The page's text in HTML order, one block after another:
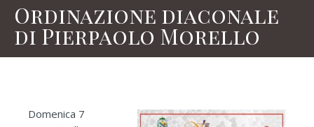
Ordinazione diaconale
di Pierpaolo Morello
Domenica 7